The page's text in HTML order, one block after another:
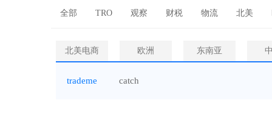
全部 TRO 观察 财税 物流 北美
北美电商 欧洲 东南亚
trademe catch